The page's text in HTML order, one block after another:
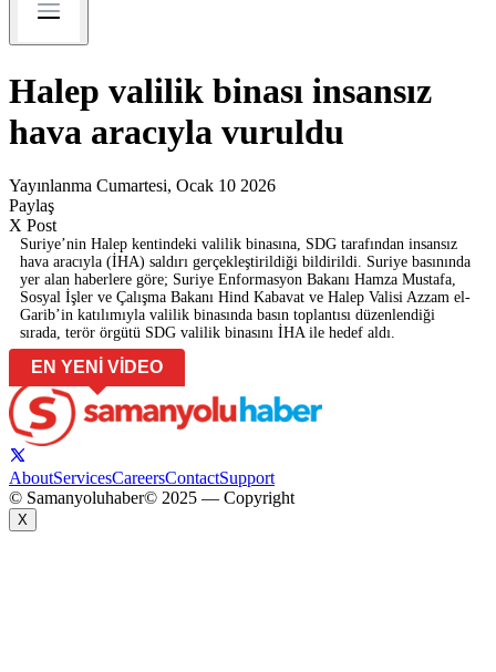
Halep valilik binası insansız
hava aracıyla vuruldu
Yayınlanma Cumartesi, Ocak 10 2026
Paylaş
X Post
Suriye’nin Halep kentindeki valilik binasına, SDG tarafından insansız
hava aracıyla (İHA) saldırı gerçekleştirildiği bildirildi. Suriye basınında
yer alan haberlere göre; Suriye Enformasyon Bakanı Hamza Mustafa,
Sosyal İşler ve Çalışma Bakanı Hind Kabavat ve Halep Valisi Azzam el-
Garib’in katılımıyla valilik binasında basın toplantısı düzenlendiği
sırada, terör örgütü SDG valilik binasını İHA ile hedef aldı.
EN YENİ VİDEO
AboutServicesCareersContactSupport
© Samanyoluhaber© 2025 — Copyright
X